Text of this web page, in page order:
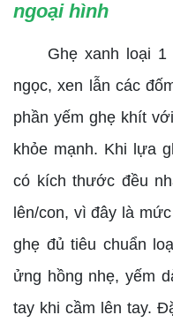
ngoại hình
Ghẹ xanh loại 1
ngọc, xen lẫn các
phần yếm ghẹ khít
khỏe mạnh. Khi lựa
có kích thước đều
lên/con, vì đây là
ghẹ đủ tiêu chuẩn
ửng hồng nhẹ, yếm
tay khi cầm lên tay.